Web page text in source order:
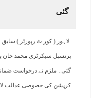
گئی
لاہور ( کور ٹ رپورٹر )
پرنسپل سیکرٹری محمد
گئی۔ ملزم نے درخواست
کرپشن کی خصوصی عدالت لاہور نے